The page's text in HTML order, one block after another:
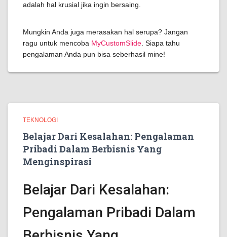
adalah hal krusial jika ingin bersaing.
Mungkin Anda juga merasakan hal serupa? Jangan
ragu untuk mencoba MyCustomSlide . Siapa tahu
pengalaman Anda pun bisa seberhasil mine!
TEKNOLOGI
Belajar Dari Kesalahan: Pengalaman
Pribadi Dalam Berbisnis Yang
Menginspirasi
Belajar Dari Kesalahan:
Pengalaman Pribadi Dalam